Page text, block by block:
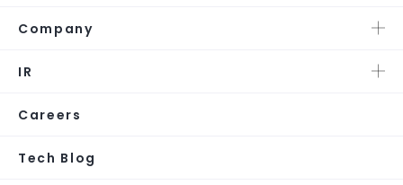
Company
IR
Careers
Tech Blog